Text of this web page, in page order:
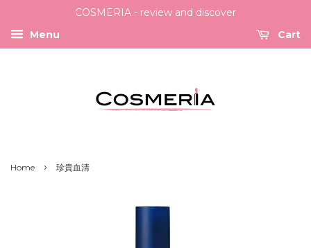
COSMERIA - review and discover
Menu
Cart
Home › 珍貴血清